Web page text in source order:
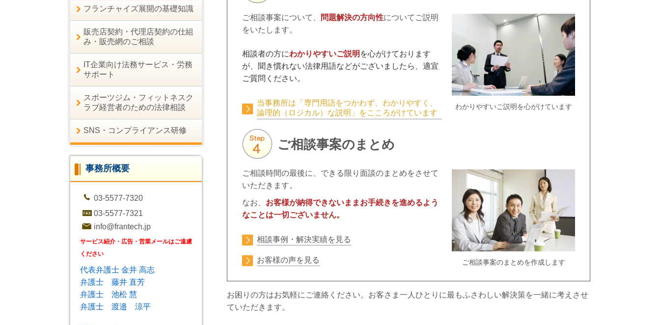
わかりやすいご説明を心がけています
ご相談事案について、 問題解決の方向性についてご説明
をいたします。
相談者の方にわかりやすいご説明 を心がけております
が、
聞き慣れない法律用語などがございましたら、適宜
ご質問ください。
当事務所は「専門用語をつかわず、わかりやすく、
論理的（ロジカル）な説明」をこころがけています
ご相談事案のまとめ
ご相談事案のまとめを作成します
ご相談時間の最後に、できる限り面談のまとめをさせて
いただきます。
なお、 お客様が納得できないままお手続きを進めるよう
なことは一切ございません。
相談事例・解決実績を見る
お客様の声を見る
お困りの方はお気軽にご連絡ください。お客さま一人ひとりに最もふさわしい解決策を一緒に考えさせ
ていただきます。
フランチャイズ展開の基礎知識
販売店契約・代理店契約の仕組
み・販売網のご相談
IT企業向け法務サービス・労務
サポート
スポーツジム・フィットネスク
ラブ経営者のための法律相談
SNS・コンプライアンス研修
事務所概要
03-5577-7320
03-5577-7321
info@frantech.jp
サービス紹介・広告・営業メールはご遠慮
ください
代表弁護士 金井 高志
弁護士 藤井 直芳
弁護士 池松 慧
弁護士 渡邉 涼平